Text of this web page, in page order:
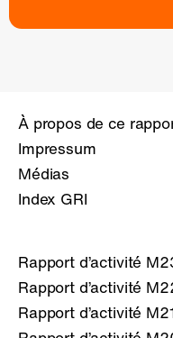
À propos de ce
Impressum
Médias
Index GRI
Rapport d’activité
Rapport d’activité
Rapport d’activité